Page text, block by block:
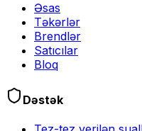
Əsas
Təkərlər
Brendlər
Satıcılar
Bloq
Dəstək